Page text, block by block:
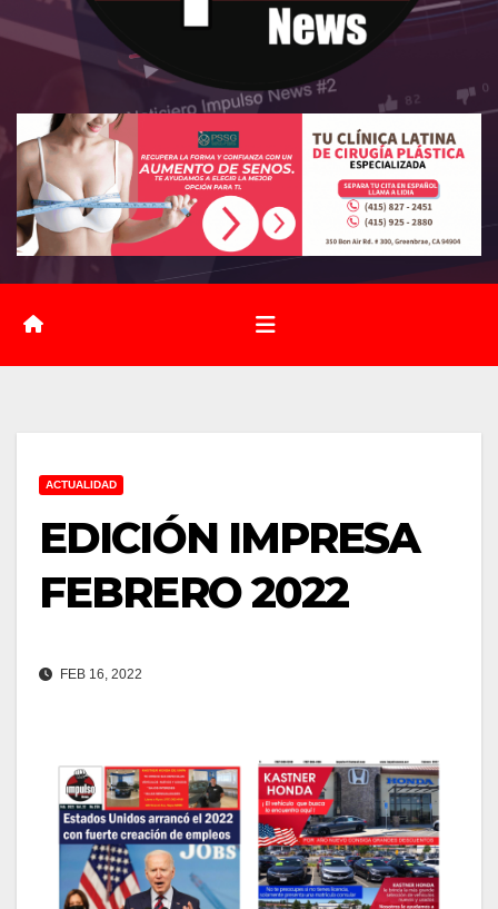
ACTUALIDAD
EDICIÓN IMPRESA
FEBRERO 2022
FEB 16, 2022